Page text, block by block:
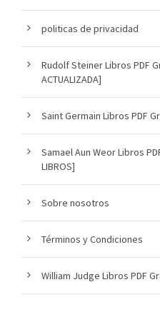
politicas de privacidad
Rudolf Steiner Libros PDF
ACTUALIZADA]
Saint Germain Libros PDF
Samael Aun Weor Libros
LIBROS]
Sobre nosotros
Términos y Condiciones
William Judge Libros PDF